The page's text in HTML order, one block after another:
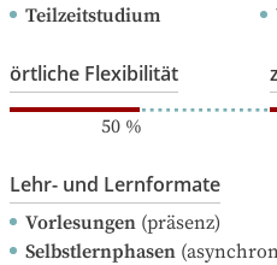
Teilzeitstudium
örtliche Flexibilität
50%
Lehr- und Lernformate
Vorlesungen (präsenz)
Selbstlernphasen